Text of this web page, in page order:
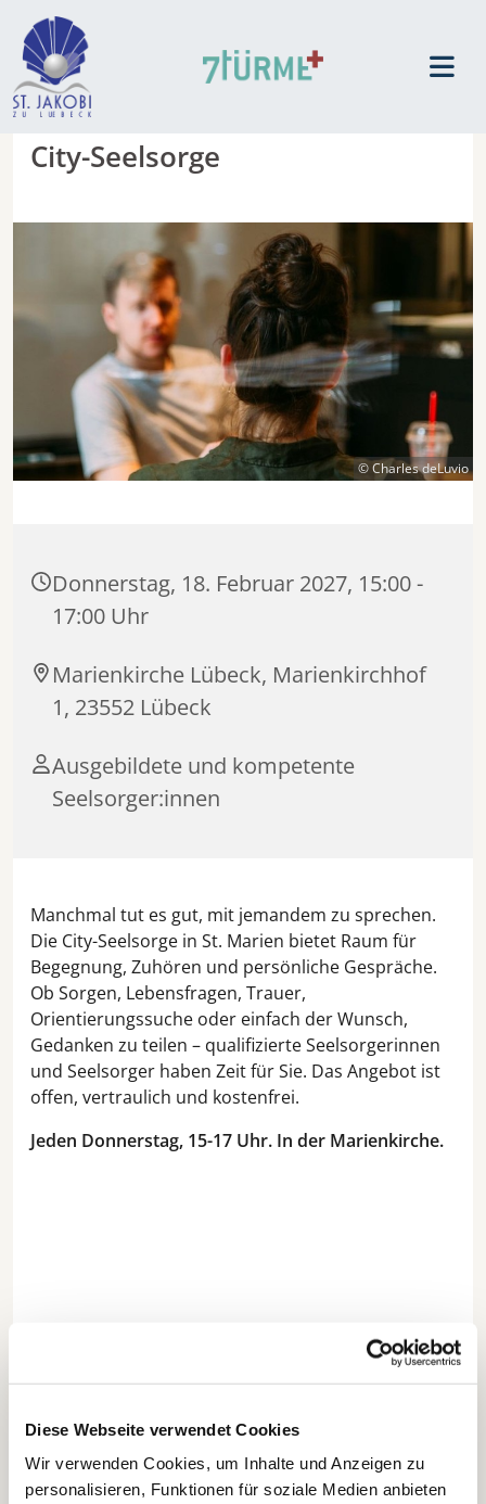
Diese Webseite verwendet Cookies
Wir verwenden Cookies, um Inhalte und Anzeigen zu
personalisieren, Funktionen für soziale Medien anbieten
City-Seelsorge
© Charles deLuvio
Donnerstag, 18. Februar 2027, 15:00 -
17:00 Uhr
Marienkirche Lübeck, Marienkirchhof
1, 23552 Lübeck
Ausgebildete und kompetente
Seelsorger:innen
Manchmal tut es gut, mit jemandem zu sprechen.
Die City-Seelsorge in St. Marien bietet Raum für
Begegnung, Zuhören und persönliche Gespräche.
Ob Sorgen, Lebensfragen, Trauer,
Orientierungssuche oder einfach der Wunsch,
Gedanken zu teilen – qualifizierte Seelsorgerinnen
und Seelsorger haben Zeit für Sie. Das Angebot ist
offen, vertraulich und kostenfrei.
Jeden Donnerstag, 15-17 Uhr. In der Marienkirche.